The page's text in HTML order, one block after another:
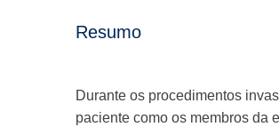
Resumo
Durante os procedimentos
paciente como os membros da